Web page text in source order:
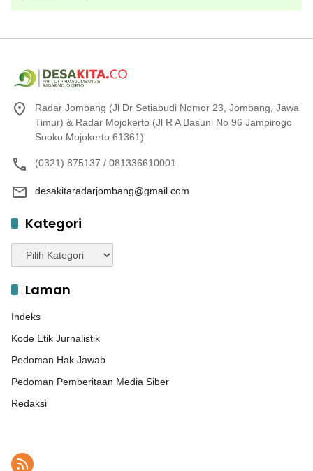
Radar Jombang (Jl Dr Setiabudi Nomor 23, Jombang, Jawa
Timur) & Radar Mojokerto (Jl R A Basuni No 96 Jampirogo
Sooko Mojokerto 61361)
(0321) 875137 / 081336610001
desakitaradarjombang@gmail.com
Kategori
Kategori
Laman
Indeks
Kode Etik Jurnalistik
Pedoman Hak Jawab
Pedoman Pemberitaan Media Siber
Redaksi